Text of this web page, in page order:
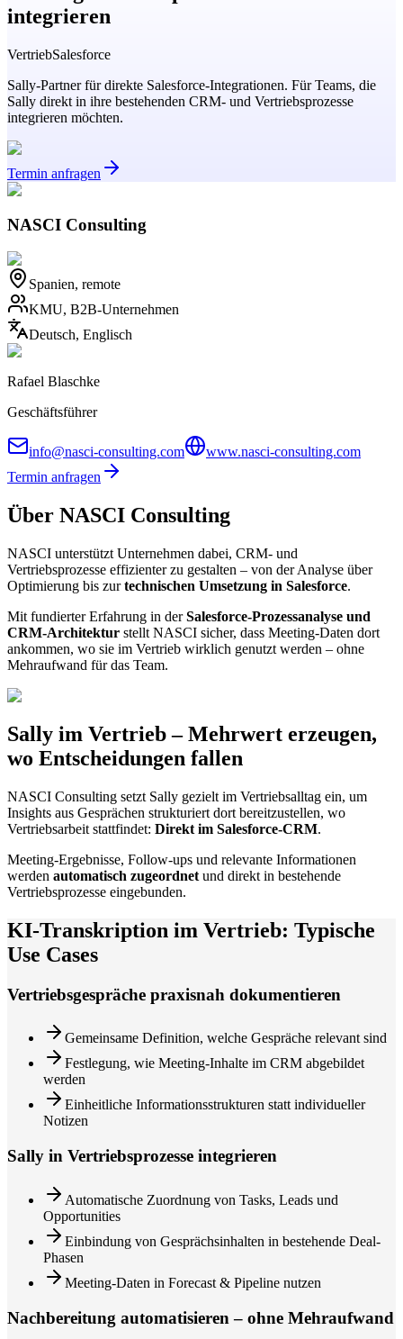
integrieren
VertriebSalesforce
Sally-Partner für direkte Salesforce-Integrationen. Für Teams, die
Sally direkt in ihre bestehenden CRM- und Vertriebsprozesse
integrieren möchten.
Termin anfragen
NASCI Consulting
Spanien, remote
KMU, B2B-Unternehmen
Deutsch, Englisch
Rafael Blaschke
Geschäftsführer
info@nasci-consulting.com
www.nasci-consulting.com
Termin anfragen
Über NASCI Consulting
NASCI unterstützt Unternehmen dabei, CRM- und
Vertriebsprozesse effizienter zu gestalten – von der Analyse über
Optimierung bis zurtechnischen Umsetzung in Salesforce.
Mit fundierter Erfahrung in derSalesforce-Prozessanalyse und
CRM-Architektur stellt NASCI sicher, dass Meeting-Daten dort
ankommen, wo sie im Vertrieb wirklich genutzt werden – ohne
Mehraufwand für das Team.
Sally im Vertrieb – Mehrwert erzeugen,
wo Entscheidungen fallen
NASCI Consulting setzt Sally gezielt im Vertriebsalltag ein, um
Insights aus Gesprächen strukturiert dort bereitzustellen, wo
Vertriebsarbeit stattfindet: Direkt im Salesforce-CRM.
Meeting-Ergebnisse, Follow-ups und relevante Informationen
werden automatisch zugeordnet und direkt in bestehende
Vertriebsprozesse eingebunden.
KI-Transkription im Vertrieb: Typische
Use Cases
Vertriebsgespräche praxisnah dokumentieren
Gemeinsame Definition, welche Gespräche relevant sind
Festlegung, wie Meeting-Inhalte im CRM abgebildet
werden
Einheitliche Informationsstrukturen statt individueller
Notizen
Sally in Vertriebsprozesse integrieren
Automatische Zuordnung von Tasks, Leads und
Opportunities
Einbindung von Gesprächsinhalten in bestehende Deal-
Phasen
Meeting-Daten in Forecast & Pipeline nutzen
Nachbereitung automatisieren – ohne Mehraufwand